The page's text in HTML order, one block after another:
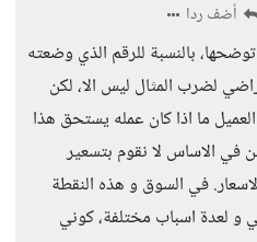
أضف ردا
بالنسبة للرقم الذي وضعته
لضرب المثال ليس الا، لكن
ما اذا كان عمله يستحق هذا
في الاساس لا نقوم بتسعير
في السوق و هذه النقطة
و لعدة اسباب مختلفة، كوني